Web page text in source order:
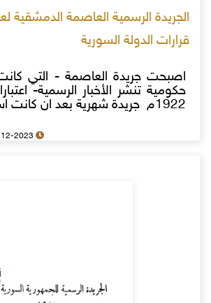
قرارات الدولة السورية
اصبحت جريدة العاصمة - التي كانت
حكومية تنشر الأخبار الرسمية-
1922م جريدة شهرية بعد ان كانت اسبوعية.
30-12-2023